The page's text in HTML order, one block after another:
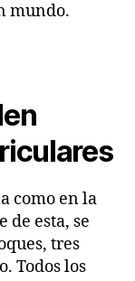
mundo.
como en la
de esta, se
tres
Todos los